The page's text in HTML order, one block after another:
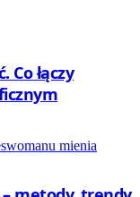
Co łączy